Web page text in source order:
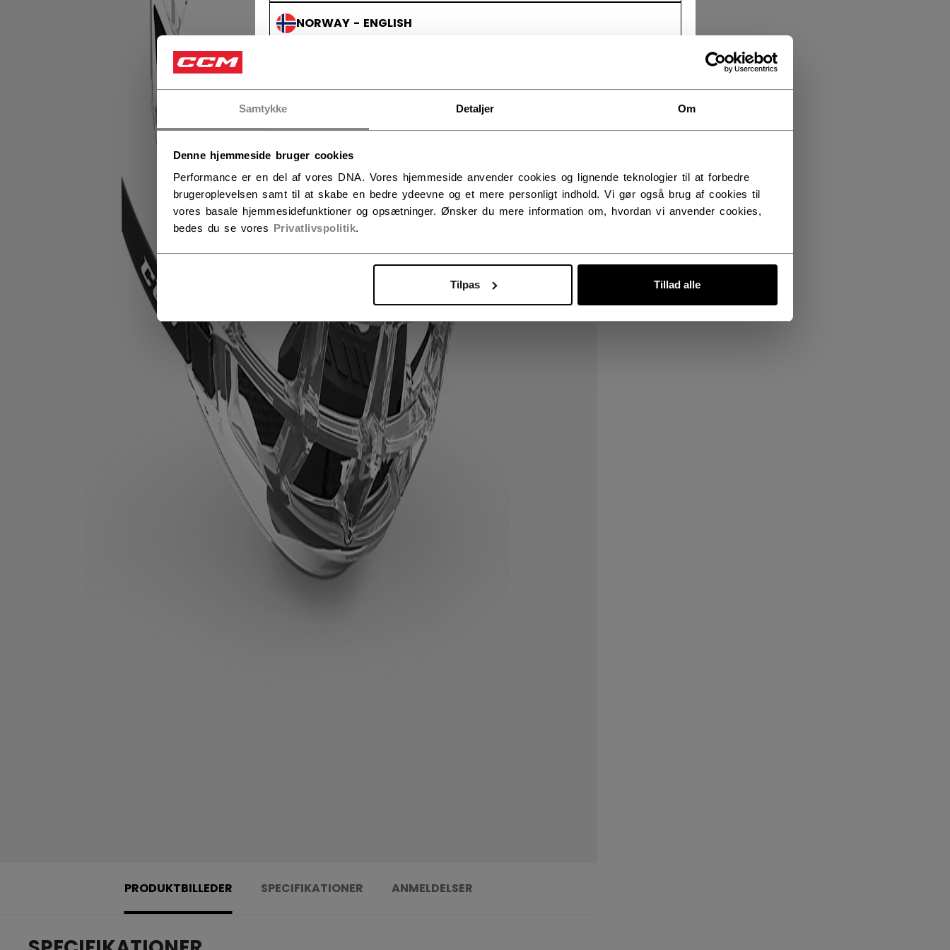
Samtykke Detaljer Om
Denne hjemmeside bruger cookies
Performance er en del af vores DNA. Vores hjemmeside anvender cookies og lignende teknologier til at forbedre
brugeroplevelsen samt til at skabe en bedre ydeevne og et mere personligt indhold. Vi gør også brug af cookies til
vores basale hjemmesidefunktioner og opsætninger. Ønsker du mere information om, hvordan vi anvender cookies,
bedes du se vores Privatlivspolitik.
Tilpas Tillad alle
NORWAY - ENGLISH
PRODUKTBILLEDER SPECIFIKATIONER ANMELDELSER